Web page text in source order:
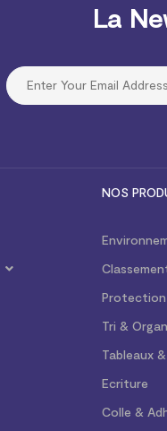
La
NOS
Tri &
Tableaux
Ecriture
Colle &